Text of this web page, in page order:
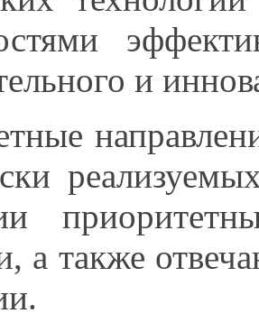
и
а также